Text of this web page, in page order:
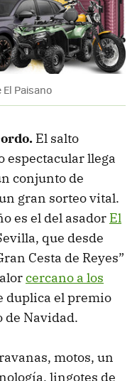
Paisano
El salto
espectacular llega
conjunto de
gran sorteo vital.
es el del asador El
que desde
Cesta de Reyes”
cercano a los
duplica el premio
de Navidad.
motos, un
lingotes de